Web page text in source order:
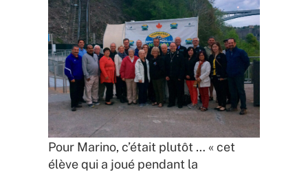
Pour Marino, c’était plutôt … « cet
élève qui a joué pendant la